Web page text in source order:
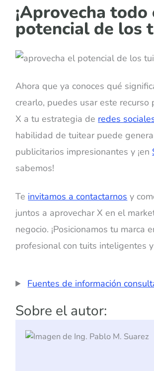
¡Aprovecha todo
potencial de los
Ahora que ya conoces qué
crearlo, puedes usar este recurso
X a tu estrategia de redes
habilidad de tuitear puede
publicitarios impresionantes y ¡en
sabemos!
Te invitamos a contactarnos y
juntos a aprovechar X en el
negocio. ¡Posicionamos tu marca
profesional con tuits inteligentes
Fuentes de información
Sobre el autor: